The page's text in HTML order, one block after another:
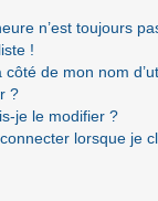
n’est toujours
!
de mon nom
?
je le modifier ?
lorsque je